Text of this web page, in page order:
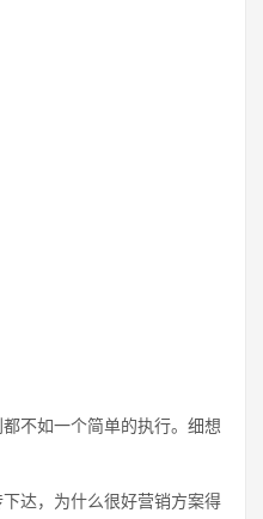
不如一个简单的执行。细想
达，为什么很好营销方案得